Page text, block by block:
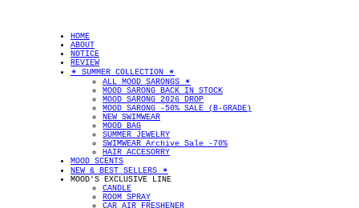
HOME
ABOUT
NOTICE
REVIEW
✴︎ SUMMER COLLECTION ✴︎
ALL MOOD SARONGS ✴︎
MOOD SARONG BACK IN STOCK
MOOD SARONG 2026 DROP
MOOD SARONG -50% SALE (B-GRADE)
NEW SWIMWEAR
MOOD BAG
SUMMER JEWELRY
SWIMWEAR Archive Sale -70%
HAIR ACCESORRY
MOOD SCENTS
NEW & BEST SELLERS ✴︎
MOOD'S EXCLUSIVE LINE
CANDLE
ROOM SPRAY
CAR AIR FRESHENER